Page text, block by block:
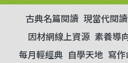
古典名篇閱讀 現當代閱讀
因材網線上資源 素養導
每月輕經典 自學天地 寫